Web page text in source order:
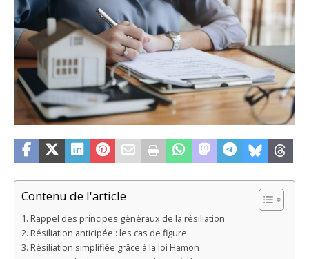
Contenu de l'article
Rappel des principes généraux de la résiliation
Résiliation anticipée : les cas de figure
Résiliation simplifiée grâce à la loi Hamon